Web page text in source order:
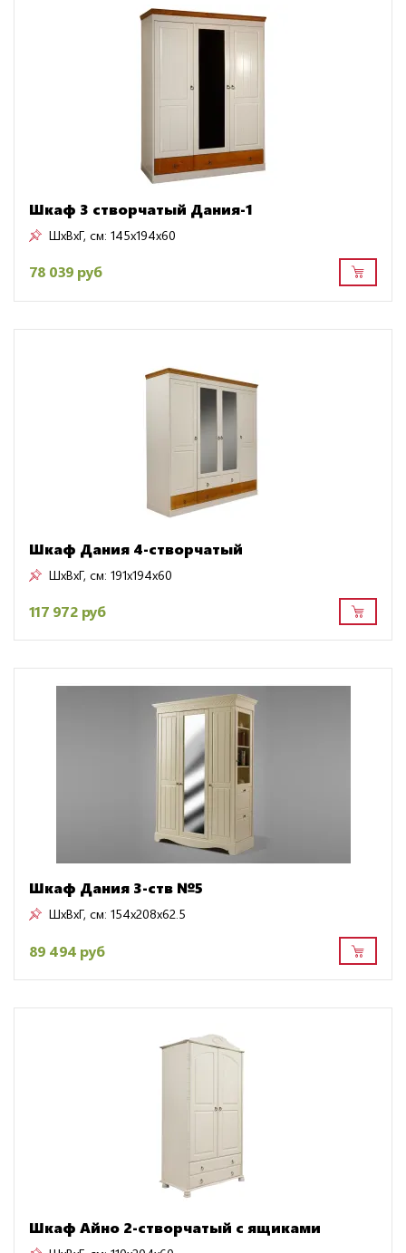
Шкаф 3 створчатый Дания-1
ШxВxГ, см: 145x194x60
78 039 руб
Шкаф Дания 4-створчатый
ШxВxГ, см: 191x194x60
117 972 руб
Шкаф Дания 3-ств №5
ШxВxГ, см: 154x208x62.5
89 494 руб
Шкаф Айно 2-створчатый с ящиками